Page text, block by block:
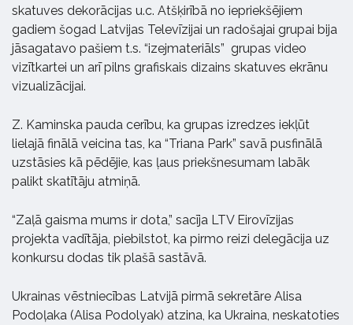
skatuves dekorācijas u.c. Atšķirībā no iepriekšējiem
gadiem šogad Latvijas Televīzijai un radošajai grupai bija
jāsagatavo pašiem t.s. “izejmateriāls” grupas video
vizītkartei un arī pilns grafiskais dizains skatuves ekrānu
vizualizācijai.
Z. Kaminska pauda cerību, ka grupas izredzes iekļūt
lielajā finālā veicina tas, ka “Triana Park” savā pusfinālā
uzstāsies kā pēdējie, kas ļaus priekšnesumam labāk
palikt skatītāju atmiņā.
“Zaļā gaisma mums ir dota,” sacīja LTV Eirovīzijas
projekta vadītāja, piebilstot, ka pirmo reizi delegācija uz
konkursu dodas tik plašā sastāvā.
Ukrainas vēstniecības Latvijā pirmā sekretāre Alisa
Podoļaka (Alisa Podolyak) atzina, ka Ukraina, neskatoties